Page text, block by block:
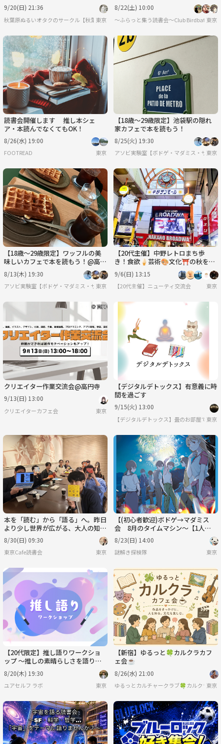
9/20(日) 21:36
秋葉原ぬるいオタクのサークル【秋葉原ぬるオタオフ会】
東京
8/22(土) 10:00
〜ふらっと集う読書会〜Club Birdbath東京
読書会開催します 推し本シェ
ア・本読んでなくてもOK！
8/26(水) 19:00
FOOTREAD 東京
【18歳〜29歳限定】池袋駅の隠れ
家カフェで本を読もう！
8/25(火) 19:30
アソビ実験室【ボドゲ・マダミス・サバゲ
東京
【18歳〜29歳限定】ワッフルの美
味しいカフェで本を読もう！@高輪
ゲートウェイ
8/13(木) 19:30
アソビ実験室【ボドゲ・マダミス・サバゲー】
東京
【20代主催】中野レトロまち歩
き！食欲🍦芸術🎨文化⛩️の秋を先
取りしよう🍁
9/6(日) 13:15
【20代主催】ニューティ交流会 東京
クリエイター作業交流会@高円寺
9/13(日) 13:00
クリエイターカフェ会 東京
【デジタルデトックス】有意義に時
間を過ごす
9/15(火) 13:00
【デジタルデトックス】畳のお部屋でまっ
東京
本を「読む」から「語る」へ。昨日
より少し世界が広がる、大人の知的
サードプレイス：東京Cafe読書会
8/30(日) 09:30
東京Cafe読書会 東京
【(初心者歓迎)ボドゲ→マダミス
会 8月のタイムマシン～【1人参
加歓迎】
8/23(日) 14:00
謎解き探検隊 東京
【20代限定】推し語りワークショ
ップ ～推しの素晴らしさを語りた
いのに『やばい!』しかでてこない
あなたへ～
8/20(木) 19:30
ユアセルフ ラボ 東京
【新宿】ゆるっと🍀カルクラカフ
ェ会☕️
8/26(水) 21:00
ゆるっとカルチャークラブ🍀カルクラ🍀
東京